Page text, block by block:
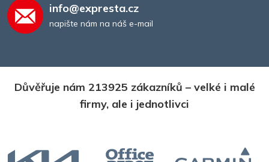
info@expresta.cz
napište nám na náš e-mail
Důvěřuje nám 213925 zákazníků – velké i malé
firmy, ale i jednotlivci